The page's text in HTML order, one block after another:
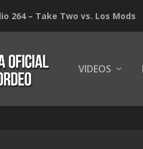
264 – Take Two vs. Los Mods
VIDEOS